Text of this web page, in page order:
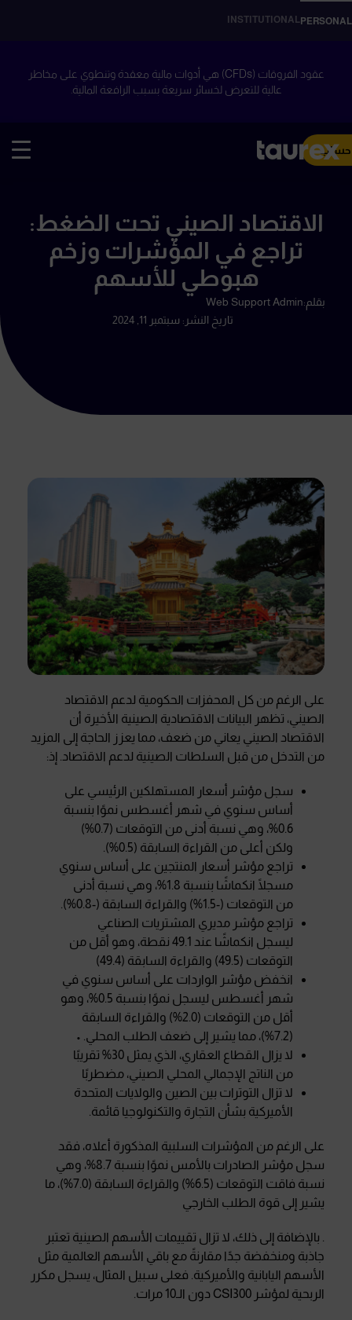
PERSONAL
INSTITUTIONAL
عقود الفروقات (CFDs) هي أدوات مالية معقدة وتنطوي على مخاطر
عالية للتعرض لخسائر سريعة بسبب الرافعة المالية.
حساب
الاقتصاد الصيني تحت الضغط:
تراجع في المؤشرات وزخم
هبوطي للأسهم
بقلم:Web Support Admin
تاريخ النشر: سبتمبر 11, 2024
على الرغم من كل المحفزات الحكومية لدعم الاقتصاد
الصيني، تظهر البيانات الاقتصادية الصينية الأخيرة أن
الاقتصاد الصيني يعاني من ضعف، مما يعزز الحاجة إلى المزيد
من التدخل من قبل السلطات الصينية لدعم الاقتصاد. إذ:
سجل مؤشر أسعار المستهلكين الرئيسي على
أساس سنوي في شهر أغسطس نموًا بنسبة
0.6%، وهي نسبة أدنى من التوقعات (0.7%)
ولكن أعلى من القراءة السابقة (0.5%).
تراجع مؤشر أسعار المنتجين على أساس سنوي
مسجلًا انكماشًا بنسبة 1.8%، وهي نسبة أدنى
من التوقعات (-1.5%) والقراءة السابقة (-0.8%).
تراجع مؤشر مديري المشتريات الصناعي
ليسجل انكماشًا عند 49.1 نقطة، وهو أقل من
التوقعات (49.5) والقراءة السابقة (49.4)
انخفض مؤشر الواردات على أساس سنوي في
شهر أغسطس ليسجل نموًا بنسبة 0.5%، وهو
أقل من التوقعات (2.0%) والقراءة السابقة
(7.2%)، مما يشير إلى ضعف الطلب المحلي. •
لا يزال القطاع العقاري، الذي يمثل 30% تقريبًا
من الناتج الإجمالي المحلي الصيني، مضطربًا
لا تزال التوترات بين الصين والولايات المتحدة
الأميركية بشأن التجارة والتكنولوجيا قائمة.
على الرغم من المؤشرات السلبية المذكورة أعلاه، فقد
سجل مؤشر الصادرات بالأمس نموًا بنسبة 8.7%، وهي
نسبة فاقت التوقعات (6.5%) والقراءة السابقة (7.0%)، ما
يشير إلى قوة الطلب الخارجي
. بالإضافة إلى ذلك، لا تزال تقييمات الأسهم الصينية تعتبر
جاذبة ومنخفضة جدًا مقارنةً مع باقي الأسهم العالمية مثل
الأسهم اليابانية والأميركية. فعلى سبيل المثال، يسجل مكرر
الربحية لمؤشر CSI300 دون الـ10 مرات.